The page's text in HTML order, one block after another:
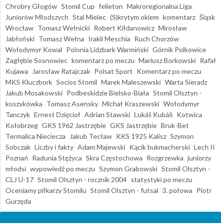
Chrobry Głogów Stomil Cup felieton Makroregionalna Liga
Juniorów Młodszych Stal Mielec (S)krytym okiem komentarz Śląsk
Wrocław Tomasz Wełnicki Robert Kiłdanowicz Mirosław
Jabłoński Tomasz Wełna Irakli Meschia Ruch Chorzów
Wołodymyr Kowal Polonia Lidzbark Warmiński Górnik Polkowice
Zagłębie Sosnowiec komentarz po meczu Mariusz Borkowski Rafał
Kujawa
Jarosław Ratajczak Polsat Sport Komentarz po meczu
MKS Kluczbork Socios Stomil Marek Maleszewski Warta Sieradz
Jakub Mosakowski Podbeskidzie Bielsko-Biała Stomil Olsztyn -
koszykówka Tomasz Asensky Michał Kraszewski Wołodymyr
Tanczyk Ernest Dzięcioł Adrian Stawski Lukáš Kubáň Kotwica
Kołobrzeg GKS 1962 Jastrzębie GKS Jastrzębie Bruk-Bet
Termalica Nieciecza
Jakub Tecław KKS 1925 Kalisz Szymon
Sobczak Liczby i fakty Adam Majewski Kącik bukmacherski Lech II
Poznań Radunia Stężyca Skra Częstochowa Rozgrzewka juniorzy
młodsi wypowiedź po meczu Szymon Grabowski Stomil Olsztyn -
CLJ U-17 Stomil Olsztyn - rocznik 2004 statystyki po meczu
Oceniamy piłkarzy Stomilu Stomil Olsztyn - futsal 3. połowa Piotr
Gurzęda